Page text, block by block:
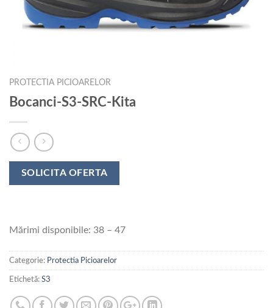
PROTECTIA PICIOARELOR
Bocanci-S3-SRC-Kita
SOLICITA OFERTA
Mărimi disponibile: 38 – 47
Categorie: Protectia Picioarelor
Etichetă: S3